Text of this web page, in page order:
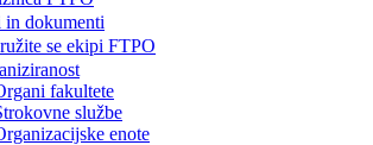
dokumenti
se ekipi FTPO
fakultete
službe
enote